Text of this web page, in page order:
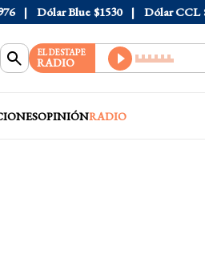
Dólar Blue $1530 Dólar CCL
EL DESTAPE
RADIO
OPINIÓNRADIO